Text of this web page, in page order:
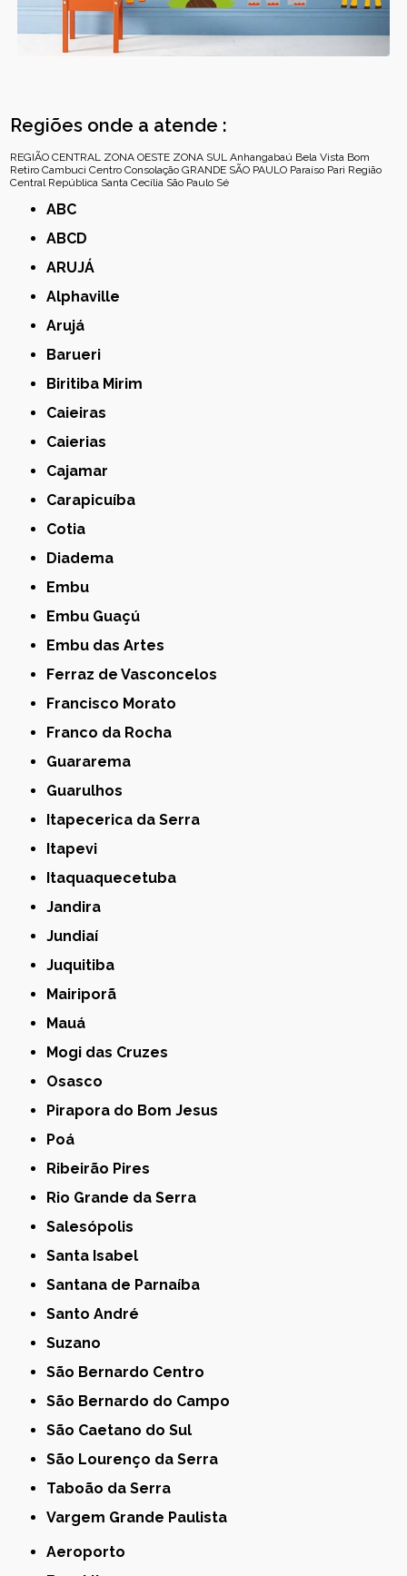
Regiões onde a atende :
REGIÃO CENTRAL ZONA OESTE ZONA SUL Anhangabaú Bela Vista Bom
Retiro Cambuci Centro Consolação GRANDE SÃO PAULO Paraíso Pari Região
Central República Santa Cecília São Paulo Sé
ABC
ABCD
ARUJÁ
Alphaville
Arujá
Barueri
Biritiba Mirim
Caieiras
Caierias
Cajamar
Carapicuíba
Cotia
Diadema
Embu
Embu Guaçú
Embu das Artes
Ferraz de Vasconcelos
Francisco Morato
Franco da Rocha
Guararema
Guarulhos
Itapecerica da Serra
Itapevi
Itaquaquecetuba
Jandira
Jundiaí
Juquitiba
Mairiporã
Mauá
Mogi das Cruzes
Osasco
Pirapora do Bom Jesus
Poá
Ribeirão Pires
Rio Grande da Serra
Salesópolis
Santa Isabel
Santana de Parnaíba
Santo André
Suzano
São Bernardo Centro
São Bernardo do Campo
São Caetano do Sul
São Lourenço da Serra
Taboão da Serra
Vargem Grande Paulista
Aeroporto